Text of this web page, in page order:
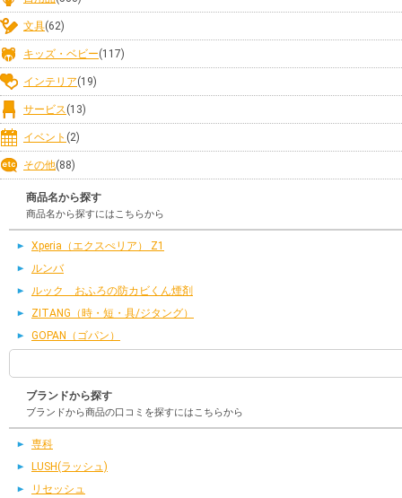
文具(62)
キッズ・ベビー(117)
インテリア(19)
サービス(13)
イベント (2)
その他(88)
商品名から探す
商品名から探すにはこちらから
Xperia（エクスぺリア） Z1
ルンバ
ルック おふろの防カビくん煙剤
ZITANG（時・短・具/ジタング）
GOPAN（ゴパン）
ブランドから探す
ブランドから商品の口コミを探すにはこちらから
専科
LUSH(ラッシュ)
リセッシュ